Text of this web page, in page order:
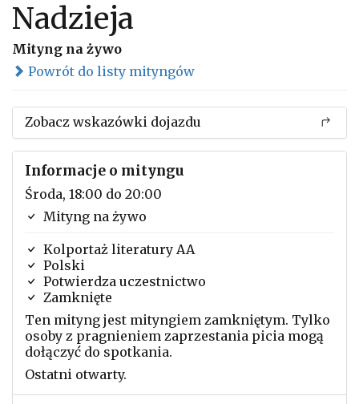
Nadzieja
Mityng na żywo
Powrót do listy mityngów
Zobacz wskazówki dojazdu
Informacje o mityngu
Środa, 18:00 do 20:00
Mityng na żywo
Kolportaż literatury AA
Polski
Potwierdza uczestnictwo
Zamknięte
Ten mityng jest mityngiem zamkniętym. Tylko
osoby z pragnieniem zaprzestania picia mogą
dołączyć do spotkania.
Ostatni otwarty.